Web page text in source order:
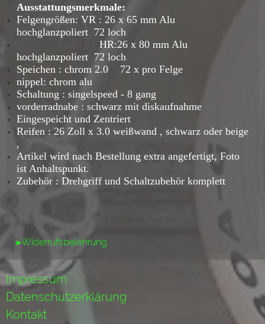
Ausstattungsmerkmale:
Felgengrößen: VR : 26 x 65 mm Alu
hochglanzpoliert 72 loch
HR:26 x 80 mm Alu
hochglanzpoliert 72 loch
Speichen : chrom 2.0 72 x pro Felge
nippel: chrom alu
Schaltung : singelspeed - 8 gang
vorderradnabe : schwarz mit diskaufnahme
Eingespeicht und Zentriert
Reifen : 26 Zoll x 3.0 weißwand , schwarz oder beige
,
Artikel wird nach Bestellung extra angefertigt, Foto
ist Anhaltspunkt.
Zubehör : Drehgriff und Schaltzubehör komplett
▸Widerrufsbelehrung
Impressum
Datenschutzerklärung
Kontakt